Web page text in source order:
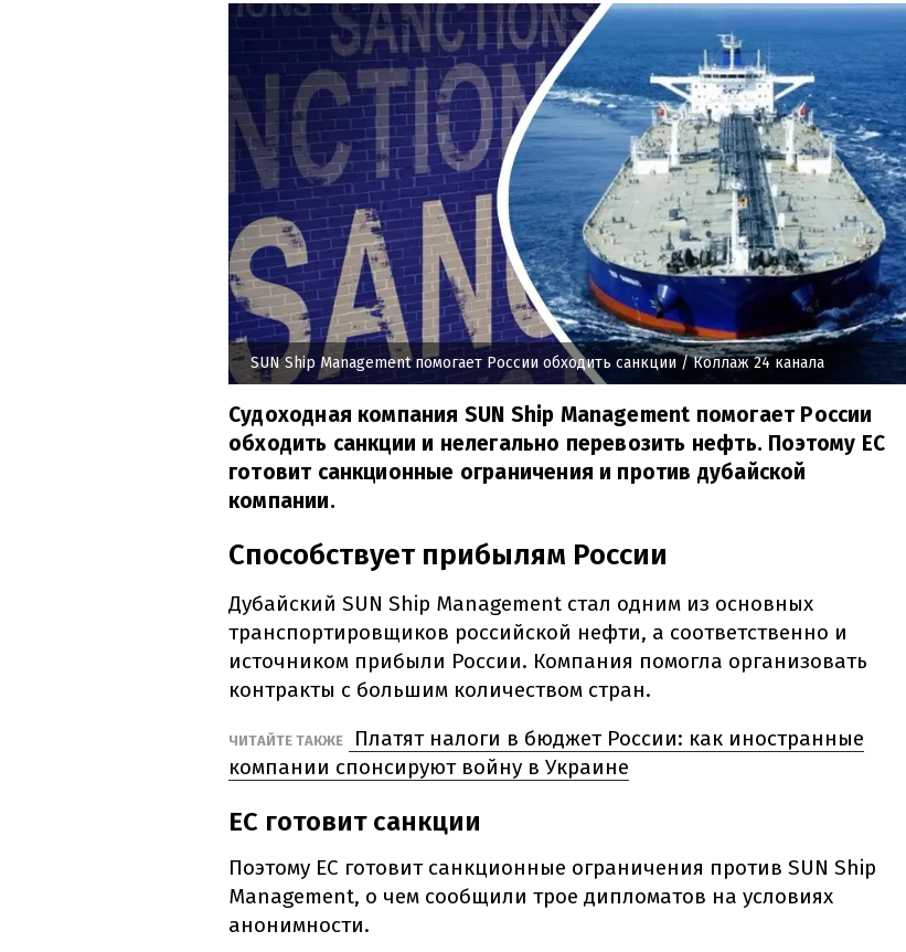
SUN Ship Management помогает России обходить санкции / Коллаж 24 канала
Судоходная компания SUN Ship Management помогает России
обходить санкции и нелегально перевозить нефть. Поэтому ЕС
готовит санкционные ограничения и против дубайской
компании.
Способствует прибылям России
Дубайский SUN Ship Management стал одним из основных
транспортировщиков российской нефти, а соответственно и
источником прибыли России. Компания помогла организовать
контракты с большим количеством стран.
ЧИТАЙТЕ ТАКЖЕ
Платят налоги в бюджет России: как иностранные
компании спонсируют войну в Украине
ЕС готовит санкции
Поэтому ЕС готовит санкционные ограничения против SUN Ship
Management, о чем сообщили трое дипломатов на условиях
анонимности.